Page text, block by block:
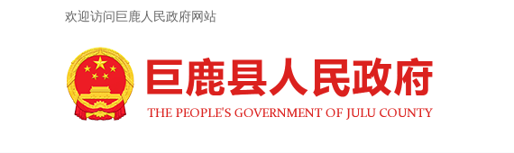
欢迎访问巨鹿人民政府网站